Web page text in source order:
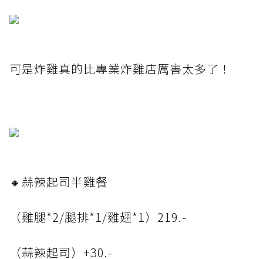
可是炸雞真的比專業炸雞店厲害太多了！
🔸蒜辣起司半雞餐
（雞腿*2/腿排*1/雞翅*1）219.-
（蒜辣起司）+30.-